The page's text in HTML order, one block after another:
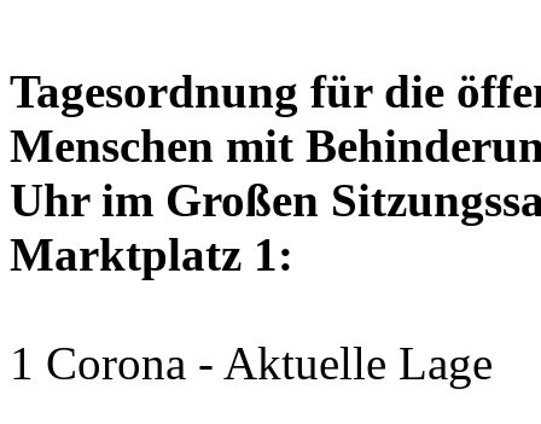
Tagesordnung für die
Menschen mit
Uhr im Großen
Marktplatz 1:
1 Corona - Aktuelle Lage